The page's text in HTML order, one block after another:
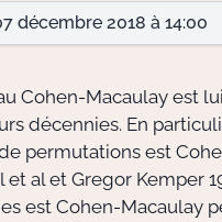
décembre 2018 à 14:00
Cohen-Macaulay est
décennies. En
permutations est
al et Gregor Kemper
est Cohen-Macaulay